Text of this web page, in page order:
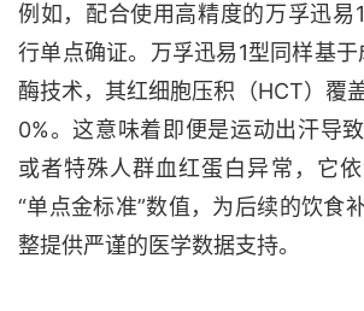
例如，配合使用高精度的万孚迅易
行单点确证。万孚迅易1型同样基
酶技术，其红细胞压积（HCT）覆
0%。这意味着即便是运动出汗导
或者特殊人群血红蛋白异常，它
“单点金标准”数值，为后续的饮食
整提供严谨的医学数据支持。